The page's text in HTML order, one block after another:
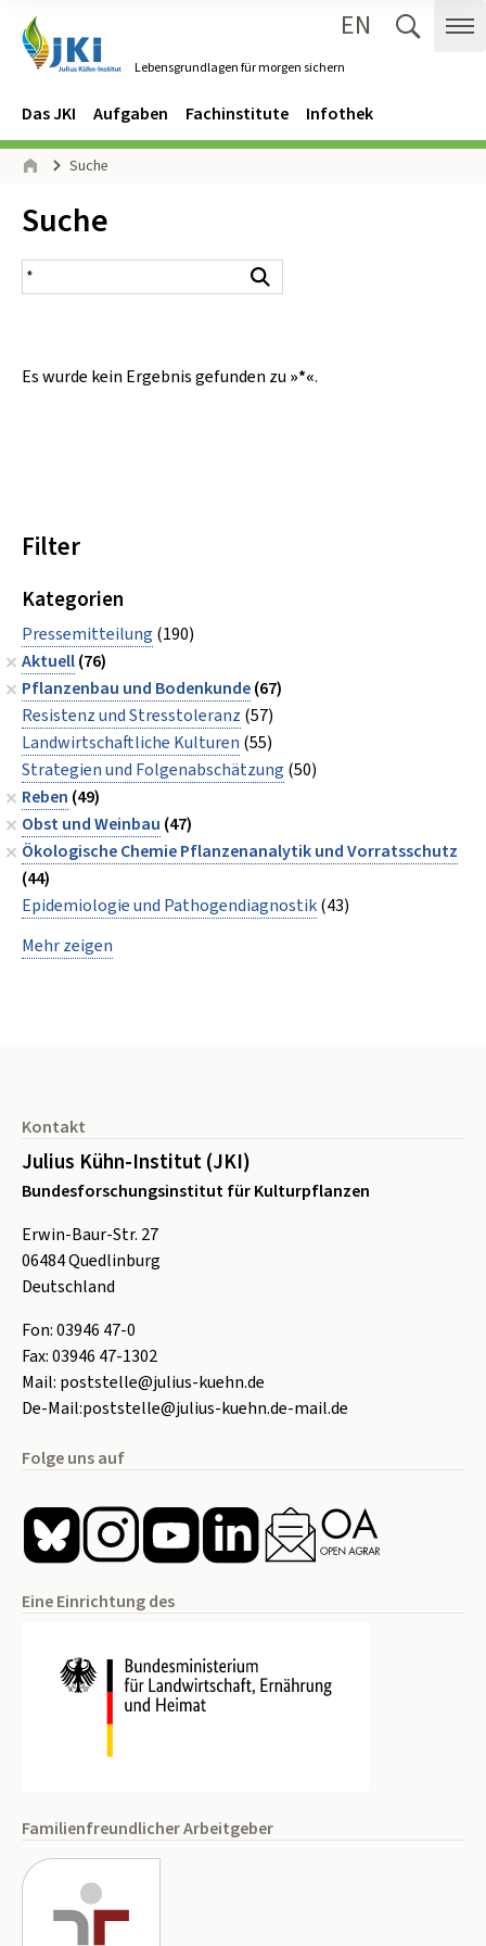
Lebensgrundlagen für morgen sichern
EN
Navigation
Hauptmenü
Das JKI Aufgaben Fachinstitute Infothek
Seitenpfad
Suche
Inhalt:
Suche
Suchergebnis
Es wurde kein Ergebnis gefunden zu »*«.
Filter
Kategorien
Pressemitteilung (190)
Aktuell(76)
Pflanzenbau und Bodenkunde(67)
Resistenz und Stresstoleranz (57)
Landwirtschaftliche Kulturen (55)
Strategien und Folgenabschätzung (50)
Reben (49)
Obst und Weinbau (47)
Ökologische Chemie Pflanzenanalytik und Vorratsschutz
(44)
Epidemiologie und Pathogendiagnostik(43)
Mehr zeigen
Kontakt
Julius Kühn-Institut (JKI)
Bundesforschungsinstitut für Kulturpflanzen
Erwin-Baur-Str. 27
06484Quedlinburg
Deutschland
Fon:03946 47-0
Fax:03946 47-1302
Mail: poststelle@julius-kuehn.de
De-Mail:poststelle@julius-kuehn.de-mail.de
Folge uns auf
Eine Einrichtung des
Familienfreundlicher Arbeitgeber